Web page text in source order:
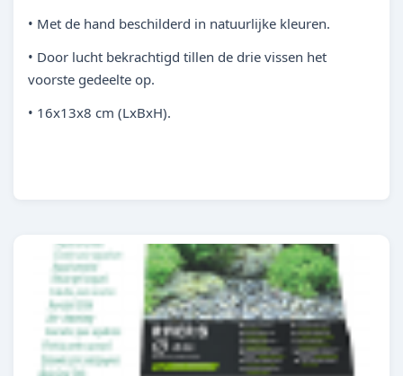
• Met de hand beschilderd in natuurlijke kleuren.
• Door lucht bekrachtigd tillen de drie vissen het
voorste gedeelte op.
• 16x13x8 cm (LxBxH).